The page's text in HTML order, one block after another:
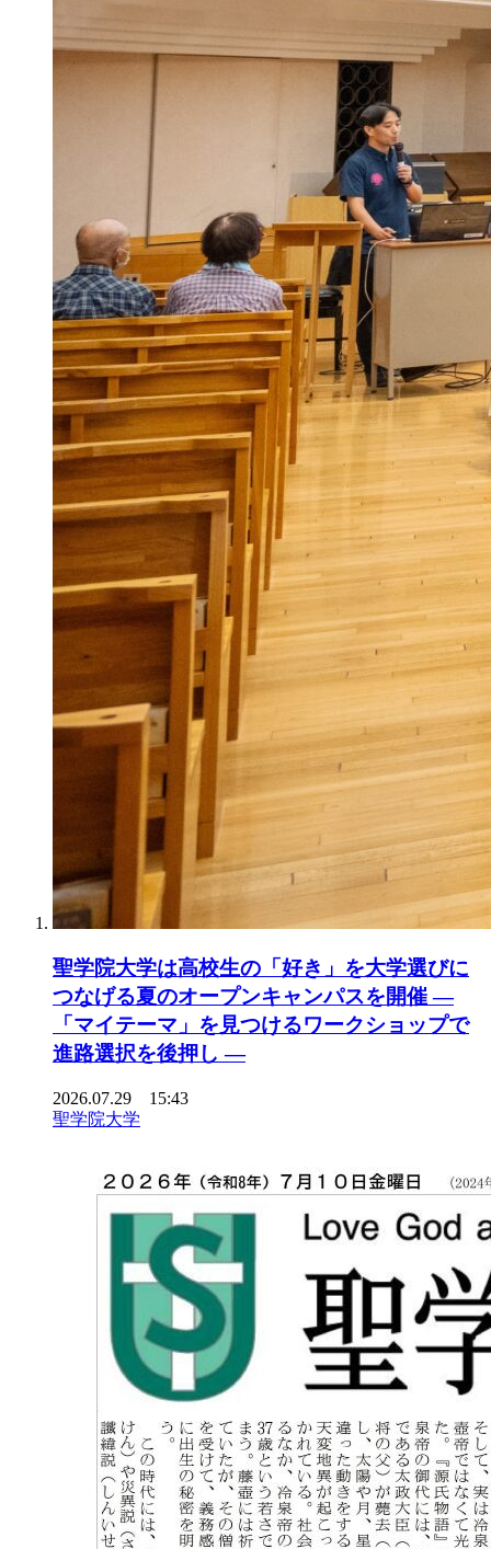
聖学院大学は高校生の「好き」を大学選びに
つなげる夏のオープンキャンパスを開催 ―
「マイテーマ」を見つけるワークショップで
進路選択を後押し ―
2026.07.29 15:43
聖学院大学